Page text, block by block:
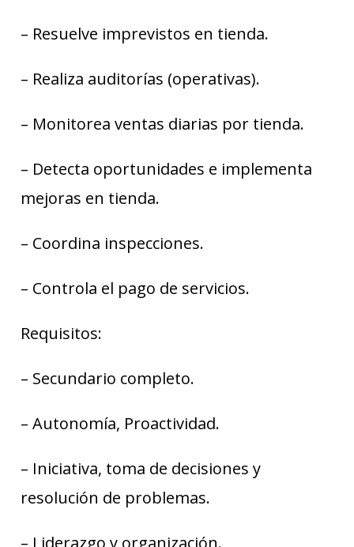
– Resuelve imprevistos en tienda.
– Realiza auditorías (operativas).
– Monitorea ventas diarias por tienda.
– Detecta oportunidades e implementa
mejoras en tienda.
– Coordina inspecciones.
– Controla el pago de servicios.
Requisitos:
– Secundario completo.
– Autonomía, Proactividad.
– Iniciativa, toma de decisiones y
resolución de problemas.
– Liderazgo y organización.